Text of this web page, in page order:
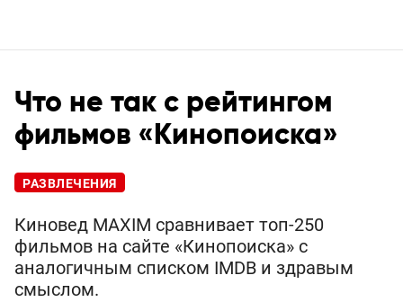
Что не так с рейтингом
фильмов «Кинопоиска»
РАЗВЛЕЧЕНИЯ
Киновед MAXIM сравнивает топ-250
фильмов на сайте «Кинопоиска» с
аналогичным списком IMDB и здравым
смыслом.